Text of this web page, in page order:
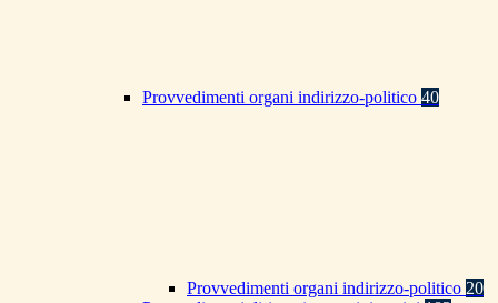
Provvedimenti organi indirizzo-politico 40
Provvedimenti organi indirizzo-politico 20